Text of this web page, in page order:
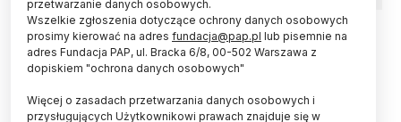
UCZELNIE I INSTYTUCJE 30.01.2024
Śląskie/ Propozycja utworzenia
Uniwersyteckiego Szpitala
Klinicznego w Częstochowie
przetwarzanie danych osobowych.
Wszelkie zgłoszenia dotyczące ochrony danych osobowych
prosimy kierować na adres fundacja@pap.pl lub pisemnie na
adres Fundacja PAP, ul. Bracka 6/8, 00-502 Warszawa z
dopiskiem "ochrona danych osobowych"
Więcej o zasadach przetwarzania danych osobowych i
przysługujących Użytkownikowi prawach znajduje się w